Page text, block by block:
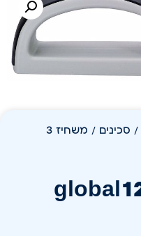
/ סכינים
/ משחיז 3